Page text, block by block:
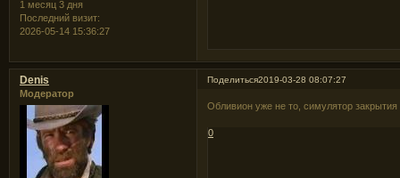
1 месяц 3 дня
Последний визит:
2026-05-14 15:36:27
Поделиться2019-03-28 08:07:27
Denis
Модератор
Обливион уже не то, симулятор
0